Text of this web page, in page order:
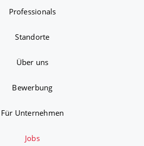
Professionals
Standorte
Über uns
Bewerbung
Für Unternehmen
Jobs